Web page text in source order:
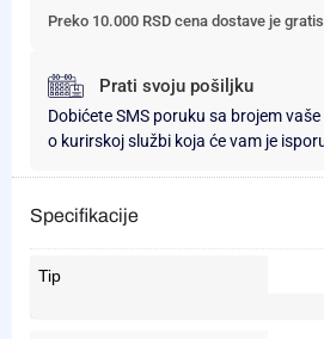
Preko 10.000 RSD cena dostave je
Prati svoju pošiljku
Dobićete SMS poruku sa brojem
o kurirskoj službi koja će vam je
Specifikacije
Tip